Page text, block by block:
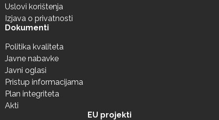
Uslovi korištenja
Izjava o privatnosti
Dokumenti
Politika kvaliteta
Javne nabavke
Javni oglasi
Pristup informacijama
Plan integriteta
Akti
EU projekti